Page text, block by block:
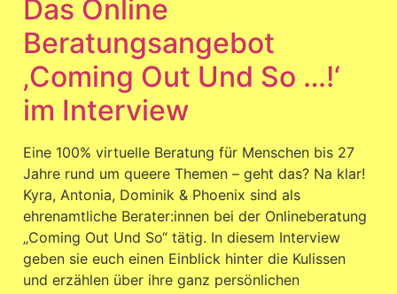
Das Online
Beratungsangebot
‚Coming Out Und So …!‘
im Interview
Eine 100% virtuelle Beratung für Menschen bis 27
Jahre rund um queere Themen – geht das? Na klar!
Kyra, Antonia, Dominik & Phoenix sind als
ehrenamtliche Berater:innen bei der Onlineberatung
„Coming Out Und So“ tätig. In diesem Interview
geben sie euch einen Einblick hinter die Kulissen
und erzählen über ihre ganz persönlichen